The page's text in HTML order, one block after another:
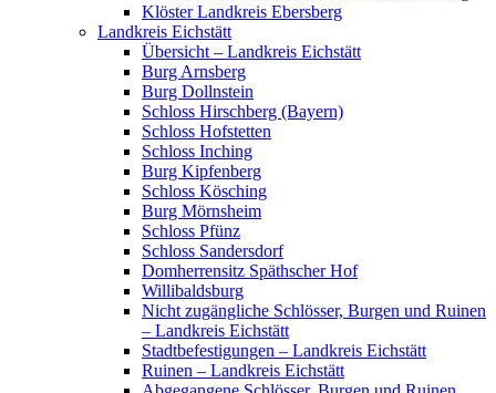
Klöster Landkreis Ebersberg
Landkreis Eichstätt
Übersicht – Landkreis Eichstätt
Burg Arnsberg
Burg Dollnstein
Schloss Hirschberg (Bayern)
Schloss Hofstetten
Schloss Inching
Burg Kipfenberg
Schloss Kösching
Burg Mörnsheim
Schloss Pfünz
Schloss Sandersdorf
Domherrensitz Späthscher Hof
Willibaldsburg
Nicht zugängliche Schlösser, Burgen und Ruinen
– Landkreis Eichstätt
Stadtbefestigungen – Landkreis Eichstätt
Ruinen – Landkreis Eichstätt